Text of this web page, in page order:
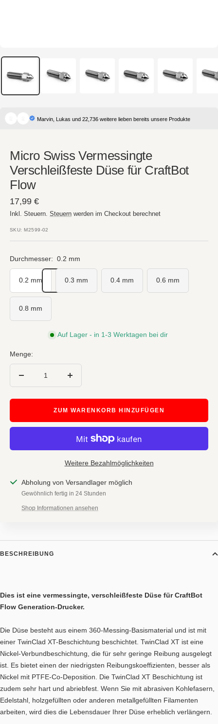
Marvin, Lukas und 22,736 weitere lieben bereits unsere Produkte
Micro Swiss Vermessingte
Verschleißfeste Düse für CraftBot
Flow
Angebotspreis
17,99 €
Inkl. Steuern. Steuern werden im Checkout berechnet
SKU:M2599-02
Durchmesser: 0.2 mm
0.2 mm 0.3 mm 0.4 mm 0.6 mm
0.8 mm
Auf Lager - in 1-3 Werktagen bei dir
Menge:
ZUM WARENKORB HINZUFÜGEN
Weitere Bezahlmöglichkeiten
Abholung von Versandlager möglich
Gewöhnlich fertig in 24 Stunden
Shop Informationen ansehen
BESCHREIBUNG
Dies ist eine vermessingte, verschleißfeste Düse für CraftBot
Flow Generation-Drucker.
Die Düse besteht aus einem 360-Messing-Basismaterial und ist mit
einer TwinClad XT-Beschichtung beschichtet. TwinClad XT ist eine
Nickel-Verbundbeschichtung, die für sehr geringe Reibung ausgelegt
ist. Es bietet einen der niedrigsten Reibungskoeffizienten, besser als
Nickel mit PTFE-Co-Deposition. Die TwinClad XT Beschichtung ist
zudem sehr hart und abriebfest. Wenn Sie mit abrasiven Kohlefasern,
Edelstahl, holzgefüllten oder anderen metallgefüllten Filamenten
arbeiten, wird dies die Lebensdauer Ihrer Düse erheblich verlängern.